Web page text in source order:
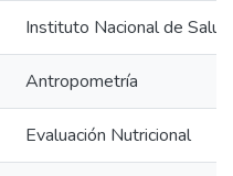
Instituto Nacional de Salud
Antropometría
Evaluación Nutricional